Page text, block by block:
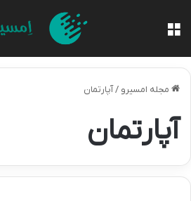
مجله امسیرو /آپارتمان
آپارتمان